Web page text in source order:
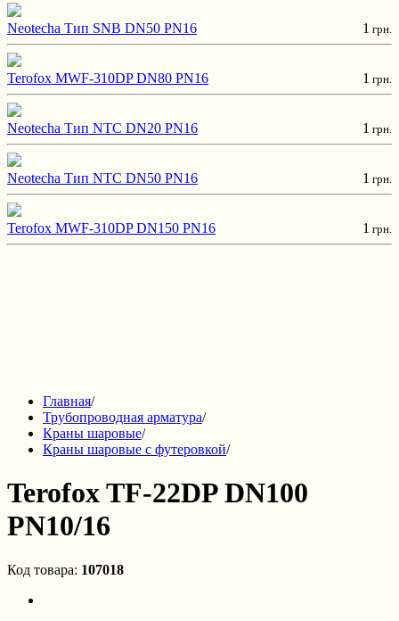
Neotecha Тип SNB DN50 PN16 1 грн.
Terofox MWF-310DP DN80 PN16 1 грн.
Neotecha Тип NTC DN20 PN16 1 грн.
Neotecha Тип NTC DN50 PN16 1 грн.
Terofox MWF-310DP DN150 PN16 1 грн.
Главная/
Трубопроводная арматура/
Краны шаровые/
Краны шаровые с футеровкой/
Terofox TF-22DP DN100
PN10/16
Код товара: 107018